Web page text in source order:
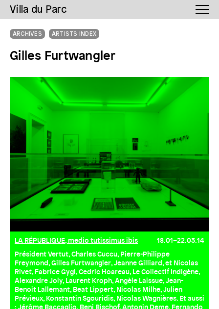
Villa du Parc
ARCHIVES ARTISTS INDEX
Gilles Furtwangler
LA RÉPUBLIQUE, medio tutissimus ibis
18.01–22.03.14
Président Vertut, Charles Cuccu, Pierre-Philippe
Freymond, Gilles Furtwangler, Jeanne Gilliard, et Nicolas
Rivet, Fabrice Gygi, Cedric Hoareau, Le Collectif Indigène,
Alexandre Joly, Laurent Kroph, Angèle Laissue, Jean-
Benoit Lallemant, Beat Lippert, Nicolas Milhe, Julien
Prévieux, Konstantin Sgouridis, Nicolas Wagnières. Et aussi